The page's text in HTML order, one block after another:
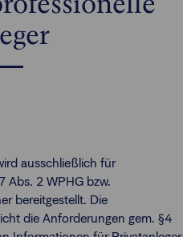
ausschließlich für
Abs. 2 WPHG bzw.
bereitgestellt. Die
die Anforderungen gem. §4